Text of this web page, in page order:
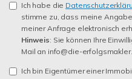
Ich habe die
stimme zu, dass meine
meiner Anfrage elektronisch
Hinweis: Sie können Ihre
Mail an info@die-
Ich bin Eigentümer einer